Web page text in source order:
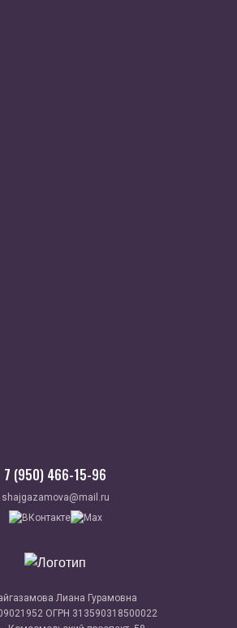
7 (950) 466-15-96
shajgazamova@mail.ru
Лиана Гурамовна
ОГРН 313590318500022